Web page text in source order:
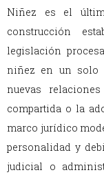
Niñez es el
construcción
legislación
niñez en un solo
nuevas
compartida o la
marco jurídico
personalidad y
judicial o